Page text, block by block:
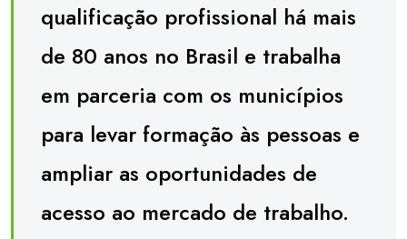
qualificação profissional há mais
de 80 anos no Brasil e trabalha
em parceria com os municípios
para levar formação às pessoas e
ampliar as oportunidades de
acesso ao mercado de trabalho.